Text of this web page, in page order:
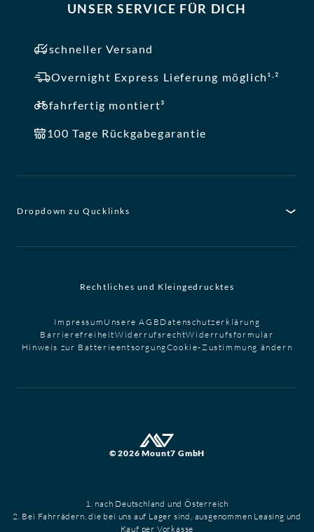
UNSER SERVICE FÜR DICH
schneller Versand
Overnight Express Lieferung möglich¹,²
fahrfertig montiert³
100 Tage Rückgabegarantie
Dropdown zu Qucklinks
Rechtliches und Kleingedrucktes
Impressum Unsere AGB Datenschutzerklärung
BarrierefreiheitWiderrufsrechtWiderrufsformular
Hinweis zur BatterieentsorgungCookie-Zustimmung ändern
© 2026 Mount7 GmbH
1. nach Deutschland und Österreich
2. Bei Fahrrädern, die bei uns auf Lager sind, ausgenommen Leasing und
Kauf per Vorkasse